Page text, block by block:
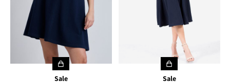
Sale
Sale